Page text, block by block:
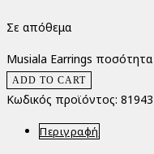
Σε απόθεμα
Musiala Earrings ποσότητα
ADD TO CART
Κωδικός προϊόντος: 81943
Περιγραφή